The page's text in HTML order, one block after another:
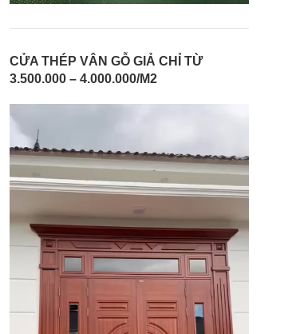
CỬA THÉP VÂN GỖ GIẢ CHỈ TỪ
3.500.000 – 4.000.000/M2